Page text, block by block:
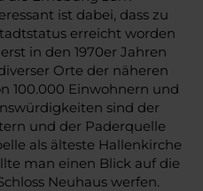
ist dabei, dass zu
erreicht worden
in den 1970er Jahren
Orte der näheren
100.000 Einwohnern und
sind der
und der Paderquelle
als älteste Hallenkirche
man einen Blick auf die
Neuhaus werfen.